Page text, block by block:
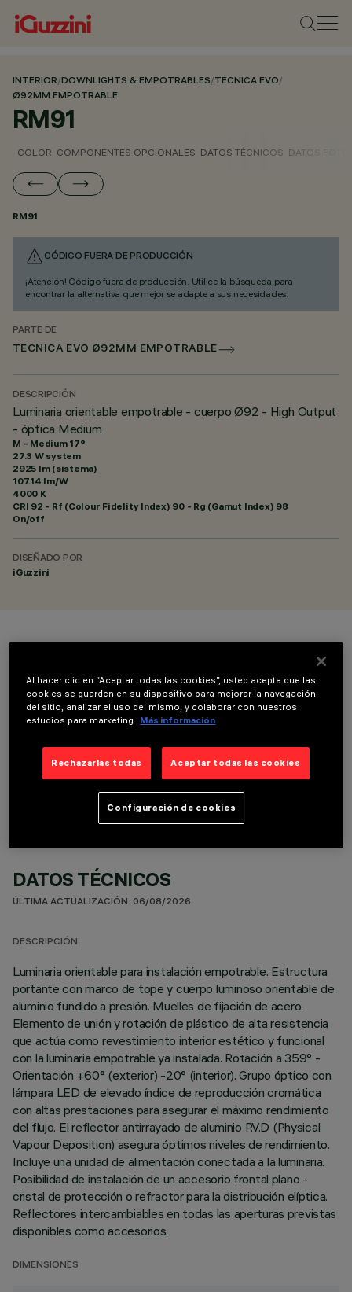
INTERIOR/DOWNLIGHTS & EMPOTRABLES/TECNICA EVO/
Ø92MM EMPOTRABLE
RM91
COLOR COMPONENTES OPCIONALES DATOS TÉCNICOS DATOS
RM91
CÓDIGO FUERA DE PRODUCCIÓN
¡Atención! Código fuera de producción. Utilice la búsqueda para
encontrar la alternativa que mejor se adapte a sus necesidades.
PARTE DE
TECNICA EVO Ø92MM EMPOTRABLE
DESCRIPCIÓN
Luminaria orientable empotrable - cuerpo Ø92 - High Output
- óptica Medium
M - Medium 17°
27.3 W system
2925 lm (sistema)
107.14 lm/W
4000 K
CRI 92 - Rf (Colour Fidelity Index) 90 - Rg (Gamut Index) 98
On/off
DISEÑADO POR
iGuzzini
COMPONENTES OPCIONALES
DATOS TÉCNICOS
ÚLTIMA ACTUALIZACIÓN: 06/08/2026
DESCRIPCIÓN
Luminaria orientable para instalación empotrable. Estructura
portante con marco de tope y cuerpo luminoso orientable de
aluminio fundido a presión. Muelles de fijación de acero.
Elemento de unión y rotación de plástico de alta resistencia
que actúa como revestimiento interior estético y funcional
con la luminaria empotrable ya instalada. Rotación a 359° -
Orientación +60° (exterior) -20° (interior). Grupo óptico con
lámpara LED de elevado índice de reproducción cromática
con altas prestaciones para asegurar el máximo rendimiento
del flujo. El reflector antirrayado de aluminio P.V.D (Physical
Vapour Deposition) asegura óptimos niveles de rendimiento.
Incluye una unidad de alimentación conectada a la luminaria.
Posibilidad de instalación de un accesorio frontal plano -
cristal de protección o refractor para la distribución elíptica.
Reflectores intercambiables en todas las aperturas previstas
disponibles como accesorios.
DIMENSIONES
Al hacer clic en “Aceptar todas las cookies”, usted acepta que las
cookies se guarden en su dispositivo para mejorar la navegación
del sitio, analizar el uso del mismo, y colaborar con nuestros
estudios para marketing. Más información
Rechazarlas todas Aceptar todas las cookies
Configuración de cookies